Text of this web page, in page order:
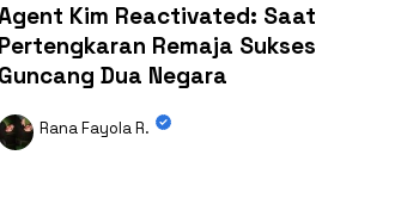
Kim Reactivated: Saat
Pertengkaran Remaja Sukses
Guncang Dua Negara
Rana Fayola R.